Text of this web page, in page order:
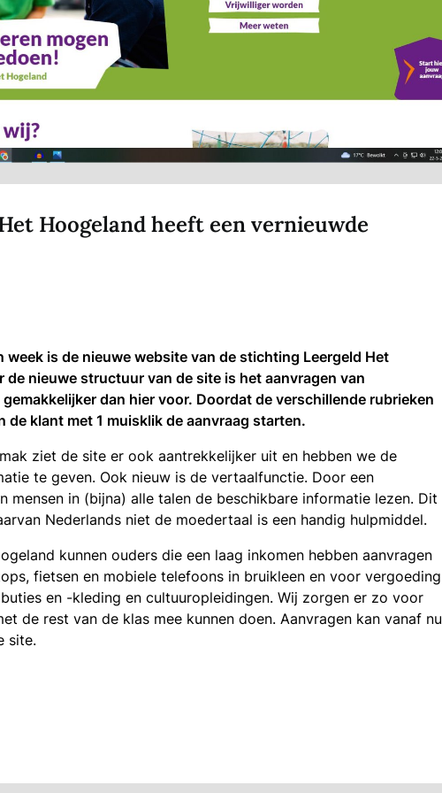
Hoogeland heeft een vernieuwde
week is de nieuwe website van de stichting Leergeld Het
de nieuwe structuur van de site is het aanvragen van
dan hier voor. Doordat de verschillende rubrieken
de klant met 1 muisklik de aanvraag starten.
ziet de site er ook aantrekkelijker uit en hebben we de
te geven. Ook nieuw is de vertaalfunctie. Door een
mensen in (bijna) alle talen de beschikbare informatie lezen. Dit
Nederlands niet de moedertaal is een handig hulpmiddel.
kunnen ouders die een laag inkomen hebben aanvragen
fietsen en mobiele telefoons in bruikleen en voor vergoeding
en -kleding en cultuuropleidingen. Wij zorgen er zo voor
de rest van de klas mee kunnen doen. Aanvragen kan vanaf nu
site.